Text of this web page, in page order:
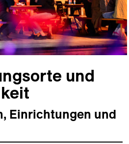
und
Einrichtungen und